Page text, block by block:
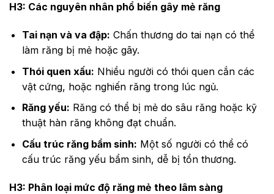
H3: Các nguyên nhân phổ biến gây mẻ răng
Tai nạn và va đập: Chấn thương do tai nạn có thể
làm răng bị mẻ hoặc gãy.
Thói quen xấu: Nhiều người có thói quen cắn các
vật cứng, hoặc nghiến răng trong lúc ngủ.
Răng yếu: Răng có thể bị mẻ do sâu răng hoặc kỹ
thuật hàn răng không đạt chuẩn.
Cấu trúc răng bẩm sinh: Một số người có thể có
cấu trúc răng yếu bẩm sinh, dễ bị tổn thương.
H3: Phân loại mức độ răng mẻ theo lâm sàng